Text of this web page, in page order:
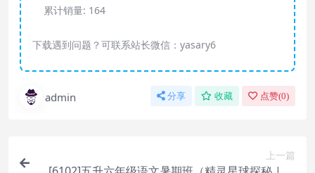
累计销量: 164
下载遇到问题？可联系站长微信：yasary6
admin 分享 收藏 点赞(0)
上一篇